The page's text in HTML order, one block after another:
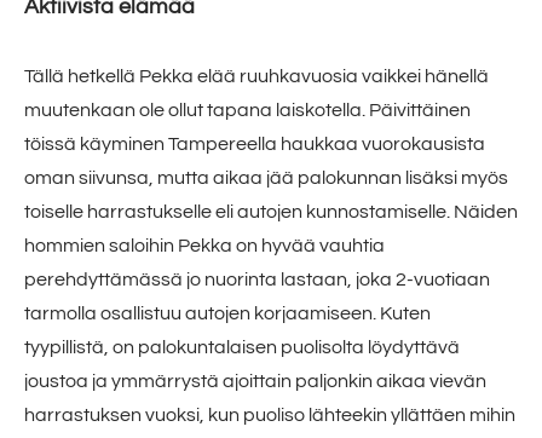
Aktiivista elämää
Tällä hetkellä Pekka elää ruuhkavuosia vaikkei hänellä
muutenkaan ole ollut tapana laiskotella. Päivittäinen
töissä käyminen Tampereella haukkaa vuorokausista
oman siivunsa, mutta aikaa jää palokunnan lisäksi myös
toiselle harrastukselle eli autojen kunnostamiselle. Näiden
hommien saloihin Pekka on hyvää vauhtia
perehdyttämässä jo nuorinta lastaan, joka 2-vuotiaan
tarmolla osallistuu autojen korjaamiseen. Kuten
tyypillistä, on palokuntalaisen puolisolta löydyttävä
joustoa ja ymmärrystä ajoittain paljonkin aikaa vievän
harrastuksen vuoksi, kun puoliso lähteekin yllättäen mihin